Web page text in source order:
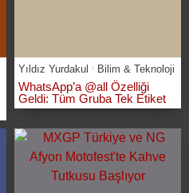
Yıldız Yurdakul Bilim & Teknoloji
WhatsApp’a @all Özelliği
Geldi: Tüm Gruba Tek Etiket